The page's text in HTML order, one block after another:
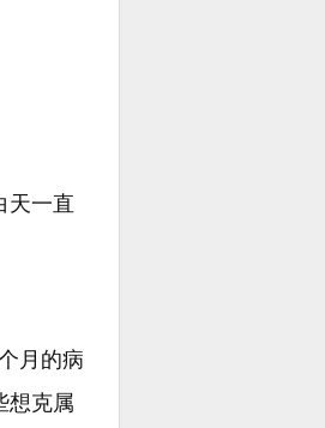
天一直
月的病
想克属